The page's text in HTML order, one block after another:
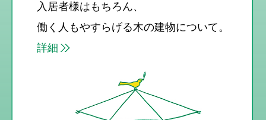
入居者様はもちろん、
働く人もやすらげる木の建物について。
詳細